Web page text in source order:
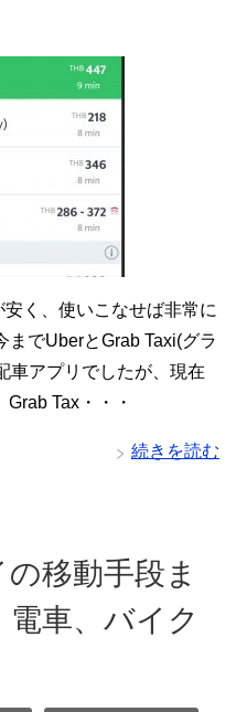
く、使いこなせば非常に
でUberとGrab Taxi(グラ
車アプリでしたが、現在
Tax・・・
続きを読む
の移動手段ま
車、バイク